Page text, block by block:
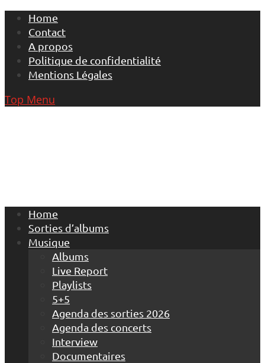
Skip
content
Home
Contact
A propos
Politique de confidentialité
Mentions Légales
Top Menu
Home
Sorties d’albums
Musique
Albums
Live Report
Playlists
5+5
Agenda des sorties 2026
Agenda des concerts
Interview
Documentaires